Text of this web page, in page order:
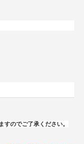
のでご了承ください。